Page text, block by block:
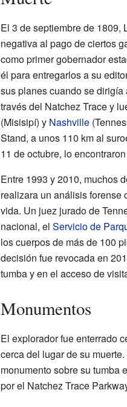
El 3 de septiembre de 1809,
negativa al pago de ciertos
como primer gobernador
él para entregarlos a su
sus planes cuando se dirigía
través del Natchez Trace y
(Misisipí) y Nashville
Stand, a unos 110 km al
11 de octubre, lo
Entre 1993 y 2010, muchos
realizara un análisis forense
vida. Un juez jurado de
nacional, el Servicio de
los cuerpos de más de 100
decisión fue revocada en
tumba y en el acceso de
Monumentos
El explorador fue enterrado
cerca del lugar de su
monumento sobre su tumba
por el Natchez Trace